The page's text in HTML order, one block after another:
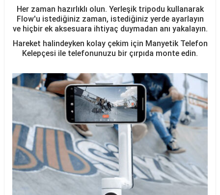
Her zaman hazırlıklı olun. Yerleşik tripodu kullanarak
Flow'u istediğiniz zaman, istediğiniz yerde ayarlayın
ve hiçbir ek aksesuara ihtiyaç duymadan anı yakalayın.
Hareket halindeyken kolay çekim için Manyetik Telefon
Kelepçesi ile telefonunuzu bir çırpıda monte edin.